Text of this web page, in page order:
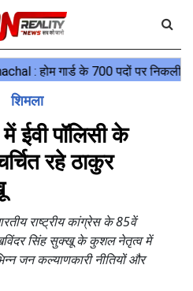
शिमला
ईवी पॉलिसी के
रहे ठाकुर
राष्ट्रीय कांग्रेस के 85वें
सिंह सुक्खू के कुशल नेतृत्व में
जन कल्याणकारी नीतियों और